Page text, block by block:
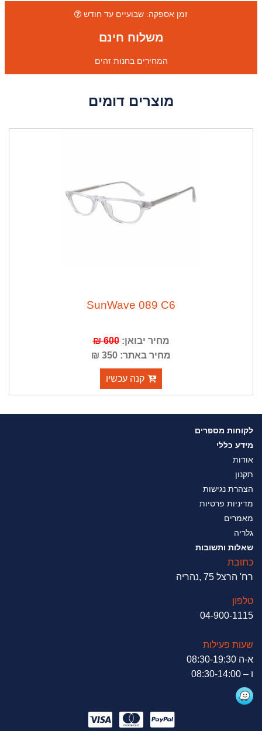
זמן אספקה: שבועיים עד חודש
משלוח חינם
המחירים בחנות זהים
מוצרים דומים
SunWave 089 C6
מחיר יבואן:600 ₪
מחיר באתר: 350 ₪
קנה עכשיו
לקוחות מספרים
מידע כללי
אודות
תקנון
הצהרת נגישות
מדיניות פרטיות
מאמרים
גלריה
שאלות ותשובות
כתובת
רח' הרצל 75 ,נהריה
טלפון
04-900-1115
שעות פעילות
א-ה 08:30-19:30
ו – 08:30-14:00